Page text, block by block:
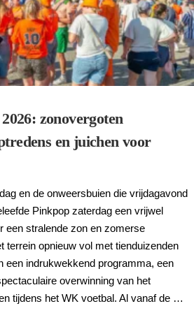
zonovergoten
en juichen voor
en de onweersbuien die vrijdagavond
Pinkpop zaterdag een vrijwel
een stralende zon en zomerse
terrein opnieuw vol met tienduizenden
een indrukwekkend programma, een
overwinning van het
tijdens het WK voetbal. Al vanaf de …